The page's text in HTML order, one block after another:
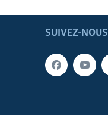
SUIVEZ-NOUS